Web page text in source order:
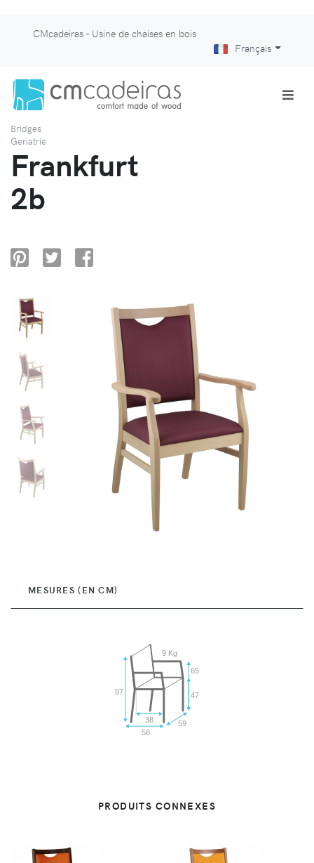
CMcadeiras - Usine de chaises en bois
Français
Bridges
Geriatrie
Frankfurt
2b
MESURES (EN CM)
97
38
58
59
47
65
9 Kg
PRODUITS CONNEXES